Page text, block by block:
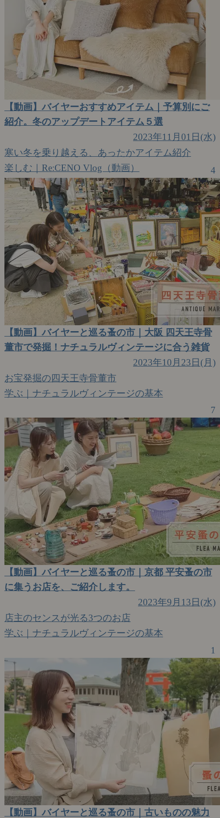
【動画】バイヤーおすすめアイテム｜予算別にご
紹介。冬のアップデートアイテム５選
2023年11月01日(水)
寒い冬を乗り越える、あったかアイテム紹介
楽しむ｜Re:CENO Vlog（動画）
4
【動画】バイヤーと巡る蚤の市｜大阪 四天王寺骨
董市で発掘！ナチュラルヴィンテージに合う雑貨
2023年10月23日(月)
お宝発掘の四天王寺骨董市
学ぶ｜ナチュラルヴィンテージの基本
7
【動画】バイヤーと巡る蚤の市｜京都 平安蚤の市
に集うお店を、ご紹介します。
2023年9月13日(水)
店主のセンスが光る3つのお店
学ぶ｜ナチュラルヴィンテージの基本
1
【動画】バイヤーと巡る蚤の市｜古いものの魅力